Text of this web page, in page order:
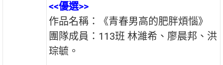
<<優選>>
作品名稱：《青春男高的肥胖煩惱》
團隊成員：113班 林濰希、廖晨邦、洪
琮毓。